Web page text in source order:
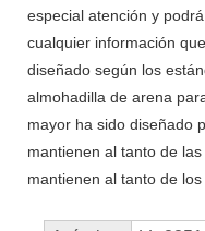
especial atención y
cualquier información
diseñado según los
almohadilla de arena
mayor ha sido diseñado
mantienen al tanto de
mantienen al tanto de los